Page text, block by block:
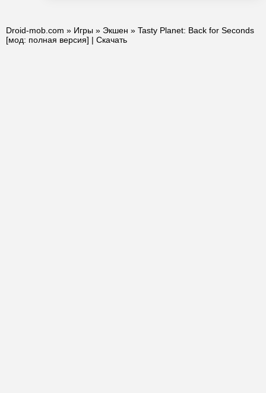
Droid-mob.com » Игры » Экшен » Tasty Planet: Back for Seconds
[мод: полная версия] | Скачать